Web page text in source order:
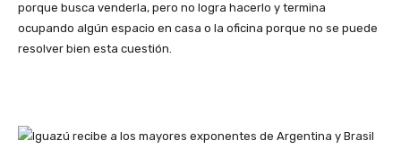
porque busca venderla, pero no logra hacerlo y termina
ocupando algún espacio en casa o la oficina porque no se puede
resolver bien esta cuestión.